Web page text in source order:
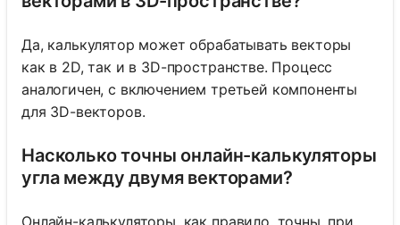
Да, калькулятор может обрабатывать векторы
как в 2D, так и в 3D-пространстве. Процесс
аналогичен, с включением третьей компоненты
для 3D-векторов.
Насколько точны онлайн-калькуляторы
угла между двумя векторами?
Онлайн-калькуляторы, как правило, точны, при